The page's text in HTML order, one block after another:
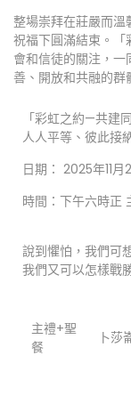
整場崇拜在莊嚴而
祝福下圓滿結束。
會和信徒的關注，
善、開放和共融的群
「彩虹之約—共建
人人平等、彼此接
日期： 2025年11
時間：下午六時正
說到懼怕，我們可
我們又可以怎樣戰
主禮+聖
餐
卜莎